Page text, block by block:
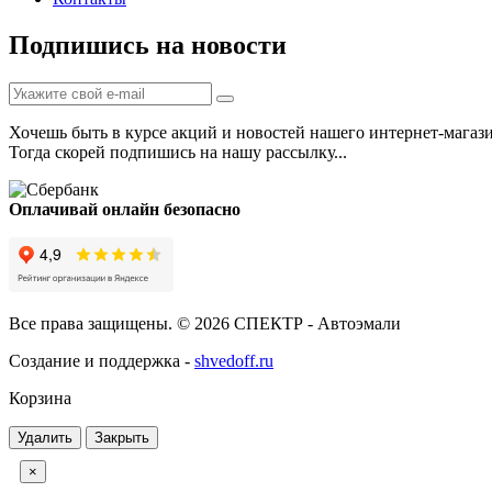
Подпишись на новости
Хочешь быть в курсе акций и новостей нашего интернет-
Тогда скорей подпишись на нашу рассылку...
Оплачивай онлайн безопасно
Все права защищены. © 2026 СПЕКТР - Автоэмали
Создание и поддержка - shvedoff.ru
Корзина
Удалить Закрыть
×